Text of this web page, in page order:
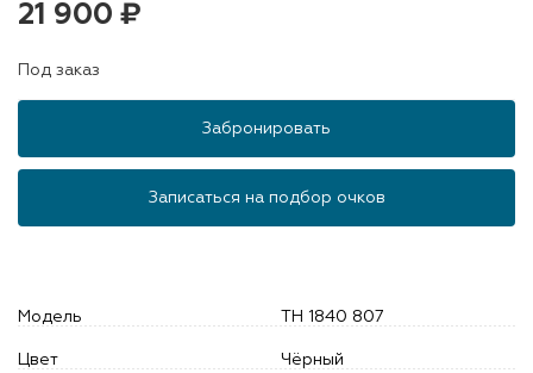
21 900 ₽
Под заказ
Забронировать
Записаться на подбор очков
Модель TH 1840 807
Цвет Чёрный